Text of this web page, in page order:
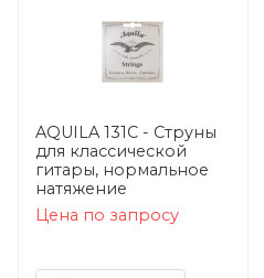
AQUILA 131C - Струны
для классической
гитары, нормальное
натяжение
Цена по запросу